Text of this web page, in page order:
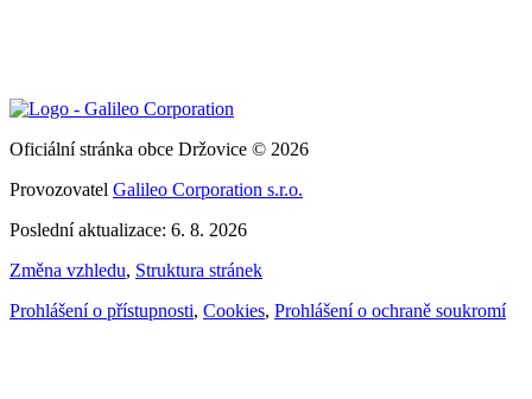
Oficiální stránka obce Držovice © 2026
Provozovatel Galileo Corporation s.r.o.
Poslední aktualizace: 6. 8. 2026
Změna vzhledu, Struktura stránek
Prohlášení o přístupnosti, Cookies, Prohlášení o ochraně soukromí